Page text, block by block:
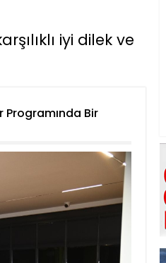
iyi dilek ve
Bir